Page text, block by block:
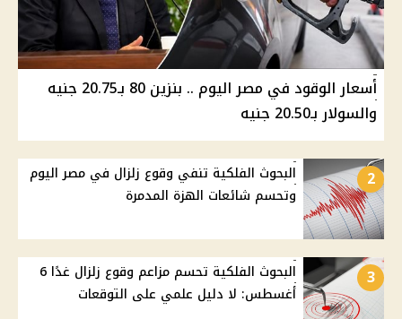
أسعار الوقود في مصر اليوم .. بنزين 80 بـ20.75 جنيه
والسولار بـ20.50 جنيه
2
البحوث الفلكية تنفي وقوع زلزال في مصر اليوم
وتحسم شائعات الهزة المدمرة
3
البحوث الفلكية تحسم مزاعم وقوع زلزال غدًا 6
أغسطس: لا دليل علمي على التوقعات